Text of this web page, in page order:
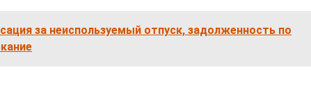
за неиспользуемый отпуск, задолженность по